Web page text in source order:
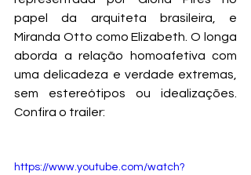
papel da arquiteta brasileira, e
Miranda Otto como Elizabeth. O longa
aborda a relação homoafetiva com
uma delicadeza e verdade extremas,
sem estereótipos ou idealizações.
Confira o trailer:
https://www.youtube.com/watch?